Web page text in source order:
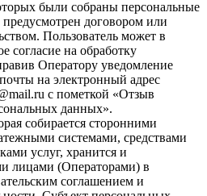
были собраны персональные
договором или
Пользователь может в
согласие на обработку
Оператору уведомление
на электронный адрес
с пометкой «Отзыв
данных».
собирается сторонними
системами, средствами
услуг, хранится и
лицами (Операторами) в
соглашением и